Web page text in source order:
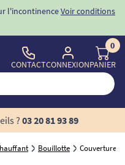
l'incontinenceVoir conditions
CONTACTCONNEXION
0
PANIER
? 03 20 81 93 89
Bouillotte Couverture